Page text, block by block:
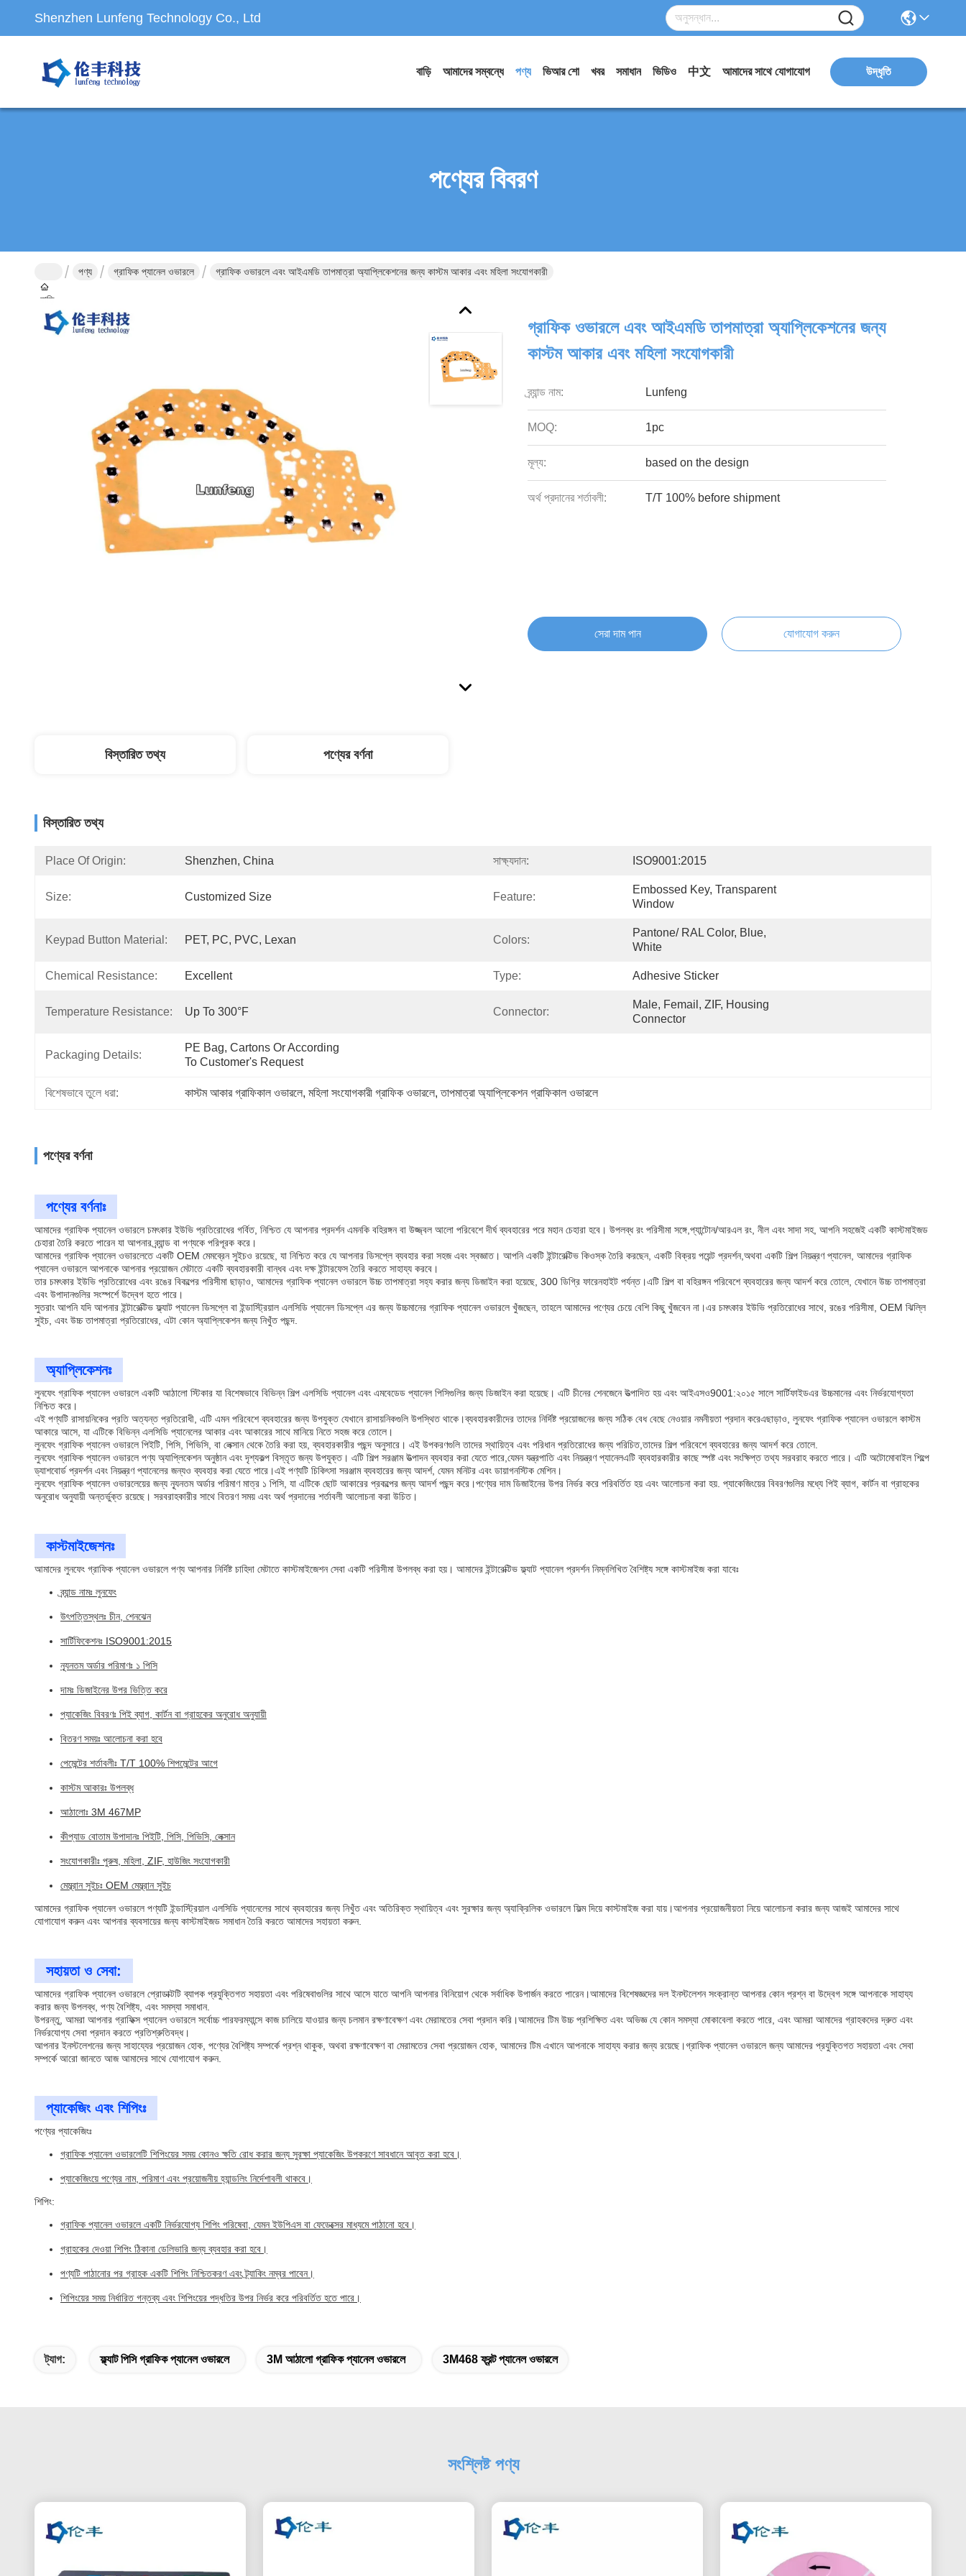
Shenzhen Lunfeng Technology Co., Ltd
বাড়ি আমাদের সম্বন্ধে পণ্য ভিআর শো খবর সমাধান ভিডিও 中文 আমাদের সাথে যোগাযোগ উদ্ধৃতি
পণ্যের বিবরণ
বাড়ি
পণ্য গ্রাফিক প্যানেল ওভারলে গ্রাফিক ওভারলে এবং আইএমডি তাপমাত্রা অ্যাপ্লিকেশনের জন্য কাস্টম আকার এবং মহিলা সংযোগকারী
গ্রাফিক ওভারলে এবং আইএমডি তাপমাত্রা অ্যাপ্লিকেশনের জন্য
কাস্টম আকার এবং মহিলা সংযোগকারী
ব্র্যান্ড নাম: Lunfeng
MOQ: 1pc
মূল্য: based on the design
অর্থ প্রদানের শর্তাবলী: T/T 100% before shipment
সেরা দাম পান যোগাযোগ করুন
বিস্তারিত তথ্য পণ্যের বর্ণনা
বিস্তারিত তথ্য
Place Of Origin: Shenzhen, China সাক্ষ্যদান: ISO9001:2015
Size: Customized Size Feature:
Embossed Key, Transparent
Window
Keypad Button Material: PET, PC, PVC, Lexan Colors:
Pantone/ RAL Color, Blue,
White
Chemical Resistance: Excellent Type: Adhesive Sticker
Temperature Resistance: Up To 300°F Connector:
Male, Femail, ZIF, Housing
Connector
Packaging Details:
PE Bag, Cartons Or According
To Customer's Request
বিশেষভাবে তুলে ধরা: কাস্টম আকার গ্রাফিকাল ওভারলে, মহিলা সংযোগকারী গ্রাফিক ওভারলে, তাপমাত্রা অ্যাপ্লিকেশন গ্রাফিকাল ওভারলে
পণ্যের বর্ণনা
পণ্যের বর্ণনাঃ
আমাদের গ্রাফিক প্যানেল ওভারলে চমৎকার ইউভি প্রতিরোধের গর্বিত, নিশ্চিত যে আপনার প্রদর্শন এমনকি বহিরঙ্গন বা উজ্জ্বল আলো পরিবেশে দীর্ঘ ব্যবহারের পরে মহান চেহারা হবে। উপলব্ধ রং পরিসীমা সঙ্গে,প্যান্টোন/আরএল রং, নীল এবং সাদা সহ, আপনি সহজেই একটি কাস্টমাইজড
চেহারা তৈরি করতে পারেন যা আপনার ব্র্যান্ড বা পণ্যকে পরিপূরক করে।
আমাদের গ্রাফিক প্যানেল ওভারলেতে একটি OEM মেমব্রেন সুইচও রয়েছে, যা নিশ্চিত করে যে আপনার ডিসপ্লে ব্যবহার করা সহজ এবং স্বজ্ঞাত। আপনি একটি ইন্টারেক্টিভ কিওস্ক তৈরি করছেন, একটি বিক্রয় পয়েন্ট প্রদর্শন,অথবা একটি শিল্প নিয়ন্ত্রণ প্যানেল, আমাদের গ্রাফিক
প্যানেল ওভারলে আপনাকে আপনার প্রয়োজন মেটাতে একটি ব্যবহারকারী বান্ধব এবং দক্ষ ইন্টারফেস তৈরি করতে সাহায্য করবে।
তার চমৎকার ইউভি প্রতিরোধের এবং রঙের বিকল্পের পরিসীমা ছাড়াও, আমাদের গ্রাফিক প্যানেল ওভারলে উচ্চ তাপমাত্রা সহ্য করার জন্য ডিজাইন করা হয়েছে, 300 ডিগ্রি ফারেনহাইট পর্যন্ত।এটি শিল্প বা বহিরঙ্গন পরিবেশে ব্যবহারের জন্য আদর্শ করে তোলে, যেখানে উচ্চ তাপমাত্রা
এবং উপাদানগুলির সংস্পর্শে উদ্বেগ হতে পারে।
সুতরাং আপনি যদি আপনার ইন্টারেক্টিভ ফ্ল্যাট প্যানেল ডিসপ্লে বা ইন্ডাস্ট্রিয়াল এলসিডি প্যানেল ডিসপ্লে এর জন্য উচ্চমানের গ্রাফিক প্যানেল ওভারলে খুঁজছেন, তাহলে আমাদের পণ্যের চেয়ে বেশি কিছু খুঁজবেন না।এর চমৎকার ইউভি প্রতিরোধের সাথে, রঙের পরিসীমা, OEM ঝিল্লি
সুইচ, এবং উচ্চ তাপমাত্রা প্রতিরোধের, এটা কোন অ্যাপ্লিকেশন জন্য নিখুঁত পছন্দ.
অ্যাপ্লিকেশনঃ
লুনফেং গ্রাফিক প্যানেল ওভারলে একটি আঠালো স্টিকার যা বিশেষভাবে বিভিন্ন শিল্প এলসিডি প্যানেল এবং এমবেডেড প্যানেল পিসিগুলির জন্য ডিজাইন করা হয়েছে। এটি চীনের শেনজেনে উত্পাদিত হয় এবং আইএসও9001:২০১৫ সালে সার্টিফাইডএর উচ্চমানের এবং নির্ভরযোগ্যতা
নিশ্চিত করে।
এই পণ্যটি রাসায়নিকের প্রতি অত্যন্ত প্রতিরোধী, এটি এমন পরিবেশে ব্যবহারের জন্য উপযুক্ত যেখানে রাসায়নিকগুলি উপস্থিত থাকে।ব্যবহারকারীদের তাদের নির্দিষ্ট প্রয়োজনের জন্য সঠিক বেধ বেছে নেওয়ার নমনীয়তা প্রদান করেএছাড়াও, লুনফেং গ্রাফিক প্যানেল ওভারলে কাস্টম
আকারে আসে, যা এটিকে বিভিন্ন এলসিডি প্যানেলের আকার এবং আকারের সাথে মানিয়ে নিতে সহজ করে তোলে।
লুনফেং গ্রাফিক প্যানেল ওভারলে পিইটি, পিসি, পিভিসি, বা লেক্সান থেকে তৈরি করা হয়, ব্যবহারকারীর পছন্দ অনুসারে। এই উপকরণগুলি তাদের স্থায়িত্ব এবং পরিধান প্রতিরোধের জন্য পরিচিত,তাদের শিল্প পরিবেশে ব্যবহারের জন্য আদর্শ করে তোলে.
লুনফেং গ্রাফিক প্যানেল ওভারলে পণ্য অ্যাপ্লিকেশন অনুষ্ঠান এবং দৃশ্যকল্প বিস্তৃত জন্য উপযুক্ত। এটি শিল্প সরঞ্জাম উত্পাদন ব্যবহার করা যেতে পারে,যেমন যন্ত্রপাতি এবং নিয়ন্ত্রণ প্যানেলএটি ব্যবহারকারীর কাছে স্পষ্ট এবং সংক্ষিপ্ত তথ্য সরবরাহ করতে পারে। এটি অটোমোবাইল শিল্পে
ড্যাশবোর্ড প্রদর্শন এবং নিয়ন্ত্রণ প্যানেলের জন্যও ব্যবহার করা যেতে পারে।এই পণ্যটি চিকিৎসা সরঞ্জাম ব্যবহারের জন্য আদর্শ, যেমন মনিটর এবং ডায়াগনস্টিক মেশিন।
লুনফেং গ্রাফিক প্যানেল ওভারলেয়ের জন্য ন্যূনতম অর্ডার পরিমাণ মাত্র ১ পিসি, যা এটিকে ছোট আকারের প্রকল্পের জন্য আদর্শ পছন্দ করে।পণ্যের দাম ডিজাইনের উপর নির্ভর করে পরিবর্তিত হয় এবং আলোচনা করা হয়. প্যাকেজিংয়ের বিবরণগুলির মধ্যে পিই ব্যাগ, কার্টন বা গ্রাহকের
অনুরোধ অনুযায়ী অন্তর্ভুক্ত রয়েছে। সরবরাহকারীর সাথে বিতরণ সময় এবং অর্থ প্রদানের শর্তাবলী আলোচনা করা উচিত।
কাস্টমাইজেশনঃ
আমাদের লুনফেং গ্রাফিক প্যানেল ওভারলে পণ্য আপনার নির্দিষ্ট চাহিদা মেটাতে কাস্টমাইজেশন সেবা একটি পরিসীমা উপলব্ধ করা হয়। আমাদের ইন্টারেক্টিভ ফ্ল্যাট প্যানেল প্রদর্শন নিম্নলিখিত বৈশিষ্ট্য সঙ্গে কাস্টমাইজ করা যাবেঃ
ব্র্যান্ড নামঃ লুনফেং
উৎপত্তিস্থলঃ চীন, শেনঝেন
সার্টিফিকেশনঃ ISO9001:2015
ন্যূনতম অর্ডার পরিমাণঃ ১ পিসি
দামঃ ডিজাইনের উপর ভিত্তি করে
প্যাকেজিং বিবরণঃ পিই ব্যাগ, কার্টন বা গ্রাহকের অনুরোধ অনুযায়ী
বিতরণ সময়ঃ আলোচনা করা হবে
পেমেন্টের শর্তাবলীঃ T/T 100% শিপমেন্টের আগে
কাস্টম আকারঃ উপলব্ধ
আঠালোঃ 3M 467MP
কীপ্যাড বোতাম উপাদানঃ পিইটি, পিসি, পিভিসি, লেক্সান
সংযোগকারীঃ পুরুষ, মহিলা, ZIF, হাউজিং সংযোগকারী
মেম্ব্রান সুইচঃ OEM মেম্ব্রান সুইচ
আমাদের গ্রাফিক প্যানেল ওভারলে পণ্যটি ইন্ডাস্ট্রিয়াল এলসিডি প্যানেলের সাথে ব্যবহারের জন্য নিখুঁত এবং অতিরিক্ত স্থায়িত্ব এবং সুরক্ষার জন্য অ্যাক্রিলিক ওভারলে ফিল্ম দিয়ে কাস্টমাইজ করা যায়।আপনার প্রয়োজনীয়তা নিয়ে আলোচনা করার জন্য আজই আমাদের সাথে
যোগাযোগ করুন এবং আপনার ব্যবসায়ের জন্য কাস্টমাইজড সমাধান তৈরি করতে আমাদের সহায়তা করুন.
সহায়তা ও সেবা:
আমাদের গ্রাফিক প্যানেল ওভারলে প্রোডাক্টটি ব্যাপক প্রযুক্তিগত সহায়তা এবং পরিষেবাগুলির সাথে আসে যাতে আপনি আপনার বিনিয়োগ থেকে সর্বাধিক উপার্জন করতে পারেন।আমাদের বিশেষজ্ঞদের দল ইনস্টলেশন সংক্রান্ত আপনার কোন প্রশ্ন বা উদ্বেগ সঙ্গে আপনাকে সাহায্য
করার জন্য উপলব্ধ, পণ্য বৈশিষ্ট্য, এবং সমস্যা সমাধান.
উপরন্তু, আমরা আপনার গ্রাফিক্স প্যানেল ওভারলে সর্বোচ্চ পারফরম্যান্সে কাজ চালিয়ে যাওয়ার জন্য চলমান রক্ষণাবেক্ষণ এবং মেরামতের সেবা প্রদান করি।আমাদের টিম উচ্চ প্রশিক্ষিত এবং অভিজ্ঞ যে কোন সমস্যা মোকাবেলা করতে পারে, এবং আমরা আমাদের গ্রাহকদের দ্রুত এবং
নির্ভরযোগ্য সেবা প্রদান করতে প্রতিশ্রুতিবদ্ধ।
আপনার ইনস্টলেশনের জন্য সাহায্যের প্রয়োজন হোক, পণ্যের বৈশিষ্ট্য সম্পর্কে প্রশ্ন থাকুক, অথবা রক্ষণাবেক্ষণ বা মেরামতের সেবা প্রয়োজন হোক, আমাদের টিম এখানে আপনাকে সাহায্য করার জন্য রয়েছে।গ্রাফিক প্যানেল ওভারলে জন্য আমাদের প্রযুক্তিগত সহায়তা এবং সেবা
সম্পর্কে আরো জানতে আজ আমাদের সাথে যোগাযোগ করুন.
প্যাকেজিং এবং শিপিংঃ
পণ্যের প্যাকেজিংঃ
গ্রাফিক প্যানেল ওভারলেটি শিপিংয়ের সময় কোনও ক্ষতি রোধ করার জন্য সুরক্ষা প্যাকেজিং উপকরণে সাবধানে আবৃত করা হবে।
প্যাকেজিংয়ে পণ্যের নাম, পরিমাণ এবং প্রয়োজনীয় হ্যান্ডলিং নির্দেশাবলী থাকবে।
শিপিং:
গ্রাফিক প্যানেল ওভারলে একটি নির্ভরযোগ্য শিপিং পরিষেবা, যেমন ইউপিএস বা ফেডেক্সের মাধ্যমে পাঠানো হবে।
গ্রাহকের দেওয়া শিপিং ঠিকানা ডেলিভারি জন্য ব্যবহার করা হবে।
পণ্যটি পাঠানোর পর গ্রাহক একটি শিপিং নিশ্চিতকরণ এবং ট্র্যাকিং নম্বর পাবেন।
শিপিংয়ের সময় নির্ধারিত গন্তব্য এবং শিপিংয়ের পদ্ধতির উপর নির্ভর করে পরিবর্তিত হতে পারে।
ট্যাগ: ফ্ল্যাট পিসি গ্রাফিক প্যানেল ওভারলে 3M আঠালো গ্রাফিক প্যানেল ওভারলে 3M468 ফ্রন্ট প্যানেল ওভারলে
সংশ্লিষ্ট পণ্য